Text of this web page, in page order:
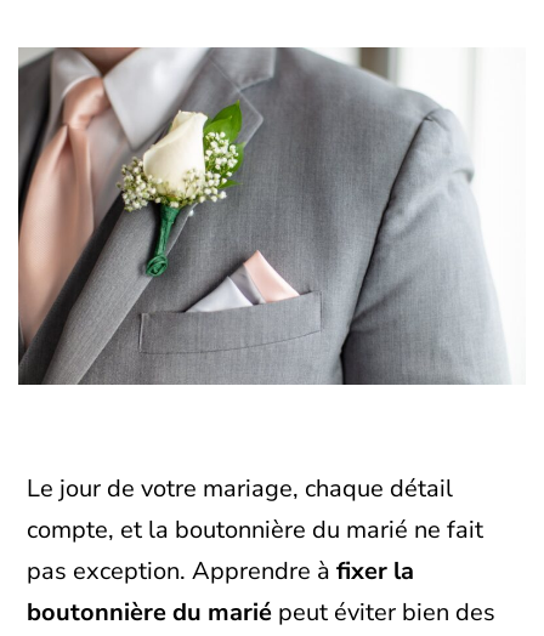
Le jour de votre mariage, chaque détail
compte, et la boutonnière du marié ne fait
pas exception. Apprendre àfixer la
boutonnière du marié peut éviter bien des